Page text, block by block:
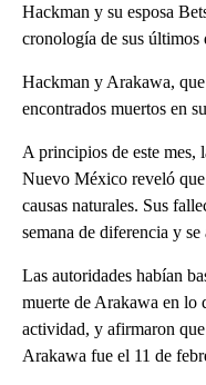
Hackman y su esposa
cronología de sus últimos
Hackman y Arakawa, que
encontrados muertos en
A principios de este mes,
Nuevo México reveló
causas naturales. Sus
semana de diferencia y
Las autoridades habían
muerte de Arakawa en lo
actividad, y afirmaron
Arakawa fue el 11 de